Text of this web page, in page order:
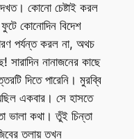
কোনো চেষ্টাই করল
কোনোদিন বিদেশ
পর্যন্ত করল না, অথচ
সারাদিন নানাজনের কাছে
দিতে পারেনি। মুরব্বি
একবার। সে হাসতে
ভালা কথা। তুঁই চিন্তা
তলায় তখন